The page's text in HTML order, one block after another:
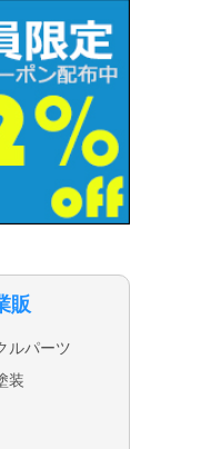
販
ルパーツ
装